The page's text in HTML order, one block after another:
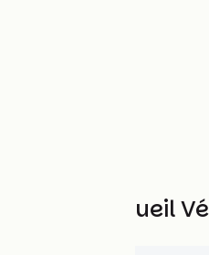
Autres Accueil